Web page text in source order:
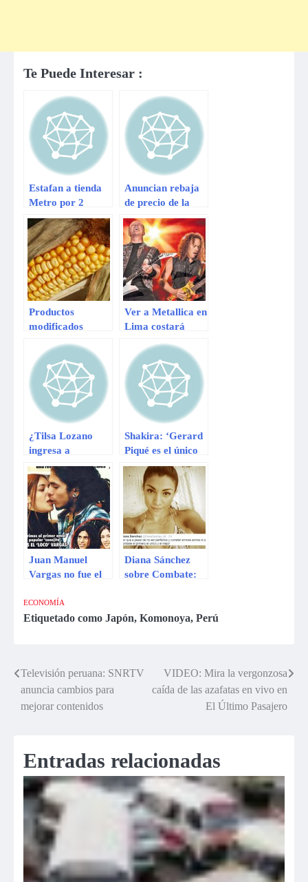
Te Puede Interesar :
Estafan a tienda
Metro por 2
millones de soles
Anuncian rebaja
de precio de la
PlayStation Vita
en el Perú
Productos
modificados
que sin duda le
asustarán
Ver a Metallica en
Lima costará
soles
¿Tilsa Lozano
ingresa a
‘Combate’?
Shakira: ‘Gerard
Piqué es el único
hombre para mí’
Juan Manuel
Vargas no fue el
Tilsa Lozano
Diana Sánchez
sobre Combate:
mejor
ECONOMÍA
Etiquetado como Japón, Komonoya, Perú
Navegación
de
Televisión peruana: SNRTV
anuncia cambios para
mejorar contenidos
VIDEO: Mira la vergonzosa
caída de las azafatas en vivo en
El Último Pasajero
Entradas relacionadas